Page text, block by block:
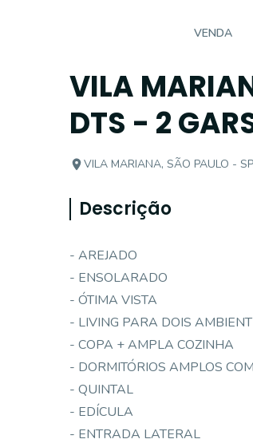
VENDA
VILA
DTS - 2
VILA MARIANA, SÃO PAULO - SP
Descrição
- AREJADO
- ENSOLARADO
- ÓTIMA VISTA
- LIVING PARA DOIS
- COPA + AMPLA COZINHA
- DORMITÓRIOS AMPLOS
- QUINTAL
- EDÍCULA
- ENTRADA LATERAL